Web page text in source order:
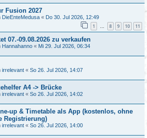
Fusion 2027
DieEnteMedusa « Do 30. Jul 2026, 12:49
1 … 8 9 10 11
07.-09.08.2026 zu verkaufen
Hannahanno « Mi 29. Jul 2026, 06:34
irrelevant « So 26. Jul 2026, 14:07
A4 -> Brücke
irrelevant « So 26. Jul 2026, 14:02
up & Timetable als App (kostenlos, ohne
Registrierung)
irrelevant « So 26. Jul 2026, 14:00